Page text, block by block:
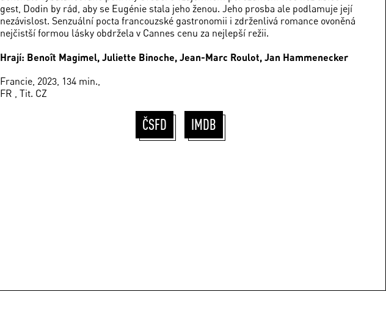
gest, Dodin by rád, aby se Eugénie stala jeho ženou. Jeho prosba ale podlamuje její
nezávislost. Senzuální pocta francouzské gastronomii i zdrženlivá romance ovoněná
nejčistší formou lásky obdržela v Cannes cenu za nejlepší režii.
Hrají: Benoît Magimel, Juliette Binoche, Jean-Marc Roulot, Jan Hammenecker
Francie, 2023, 134 min.,
FR , Tit. CZ
ČSFD IMDB